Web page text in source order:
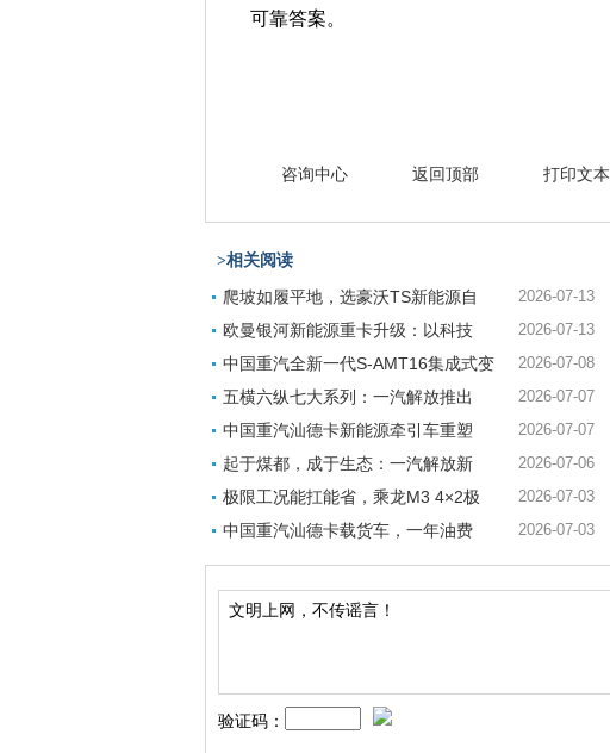
可靠答案。
咨询中心 返回顶部 打印文本
>相关阅读
爬坡如履平地，选豪沃TS新能源自 2026-07-13
欧曼银河新能源重卡升级：以科技 2026-07-13
中国重汽全新一代S-AMT16集成式变 2026-07-08
五横六纵七大系列：一汽解放推出 2026-07-07
中国重汽汕德卡新能源牵引车重塑 2026-07-07
起于煤都，成于生态：一汽解放新 2026-07-06
极限工况能扛能省，乘龙M3 4×2极 2026-07-03
中国重汽汕德卡载货车，一年油费 2026-07-03
验证码：